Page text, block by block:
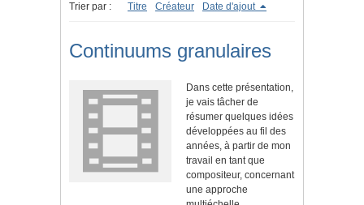
Trier par : Titre Créateur Date d'ajout
Continuums granulaires
Dans cette présentation,
je vais tâcher de
résumer quelques idées
développées au fil des
années, à partir de mon
travail en tant que
compositeur, concernant
une approche